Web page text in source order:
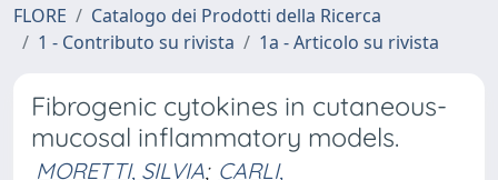
FLORE
Catalogo dei Prodotti della Ricerca
1 - Contributo su rivista
1a - Articolo su rivista
Fibrogenic cytokines in cutaneous-
mucosal inflammatory models.
MORETTI, SILVIA; CARLI,